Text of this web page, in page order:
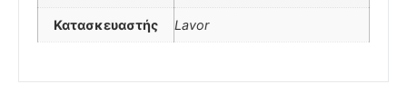
Κατασκευαστής Lavor